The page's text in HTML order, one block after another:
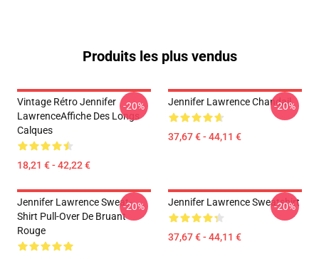
Produits les plus vendus
Vintage Rétro Jennifer
LawrenceAffiche Des Longs
Calques
18,21 € - 42,22 €
-20% Jennifer Lawrence Chandail
37,67 € - 44,11 €
-20%
Jennifer Lawrence Sweat-
Shirt Pull-Over De Bruant
Rouge
-20% Jennifer Lawrence Sweatshirt
37,67 € - 44,11 €
-20%